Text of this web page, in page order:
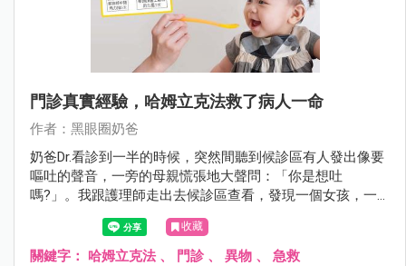
門診真實經驗，哈姆立克法救了病人一命
作者：黑眼圈奶爸
奶爸Dr.看診到一半的時候，突然間聽到候診區有人發出像要
嘔吐的聲音，一旁的母親慌張地大聲問：「你是想吐
嗎?」。我跟護理師走出去候診區查看，發現一個女孩，一
手捏著自己的喉嚨，另外一手像是溺水般在空中抓東西，好
像很辛苦，在掙扎一樣，沒有辦法說話呼吸，雙腳站不穩，
不斷地亂抓，想要拼命呼吸、求救。
收藏
關鍵字： 哈姆立克法 、 門診 、 異物 、 急救